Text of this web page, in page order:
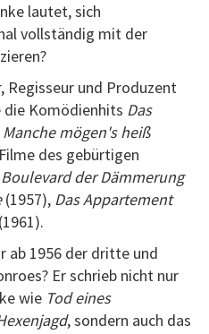
lautet, sich
vollständig mit der
Regisseur und Produzent
Komödienhits Das
Manche mögen's heiß
des gebürtigen
Boulevard der Dämmerung
(1957), Das Appartement
ab 1956 der dritte und
Er schrieb nicht nur
wie Tod eines
, sondern auch das